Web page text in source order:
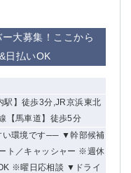
大募集！ここから
日払いOK
駅】徒歩3分,JR京浜東北
【馬車道】徒歩5分
い環境です── ▼幹部候補
ト／キャッシャー ※週休
※曜日応相談 ▼ドライ
ー
口／東口）